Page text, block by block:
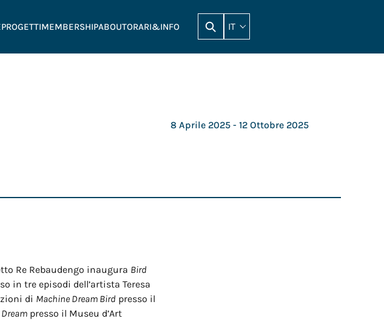
PROGETTIMEMBERSHIPABOUTORARI&INFO IT
8 Aprile 2025 - 12 Ottobre 2025
Re Rebaudengo inaugura Bird
in tre episodi dell’artista Teresa
di Machine Dream Bird presso il
presso il Museu d’Art